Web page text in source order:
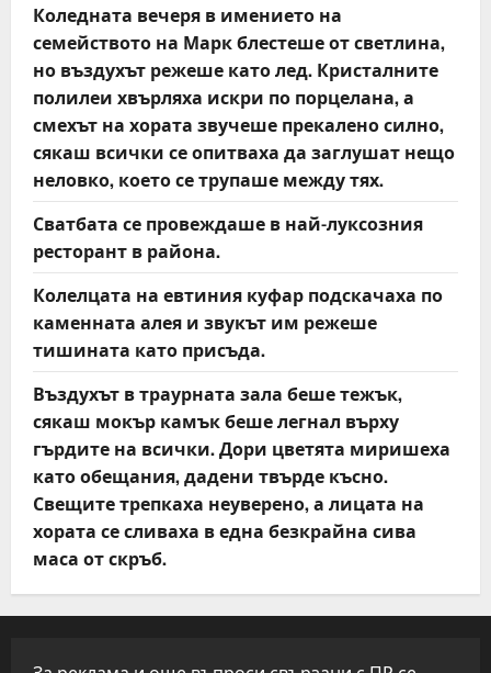
Коледната вечеря в имението на
семейството на Марк блестеше от светлина,
но въздухът режеше като лед. Кристалните
полилеи хвърляха искри по порцелана, а
смехът на хората звучеше прекалено силно,
сякаш всички се опитваха да заглушат нещо
неловко, което се трупаше между тях.
Сватбата се провеждаше в най-луксозния
ресторант в района.
Колелцата на евтиния куфар подскачаха по
каменната алея и звукът им режеше
тишината като присъда.
Въздухът в траурната зала беше тежък,
сякаш мокър камък беше легнал върху
гърдите на всички. Дори цветята миришеха
като обещания, дадени твърде късно.
Свещите трепкаха неуверено, а лицата на
хората се сливаха в една безкрайна сива
маса от скръб.